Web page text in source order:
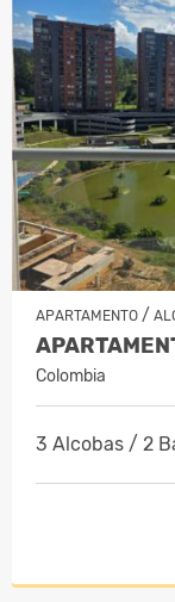
APARTAMENTO /
Colombia
3 Alcobas / 2